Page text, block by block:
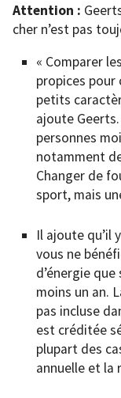
Attention :
cher n’est pas
« Comparer
propices pour
petits
ajoute
personnes
notamment
Changer de
sport, mais
Il ajoute qu’il
vous ne
d’énergie
moins un an.
pas incluse
est créditée
plupart des
annuelle et la